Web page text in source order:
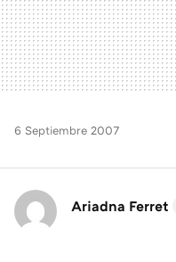
6 Septiembre 2007
Ariadna Ferret